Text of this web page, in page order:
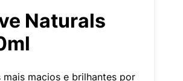
Naturals
macios e brilhantes por